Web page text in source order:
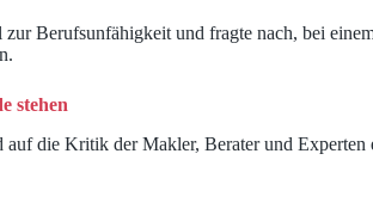
Berufsunfähigkeit und fragte nach, bei
stehen
die Kritik der Makler, Berater und